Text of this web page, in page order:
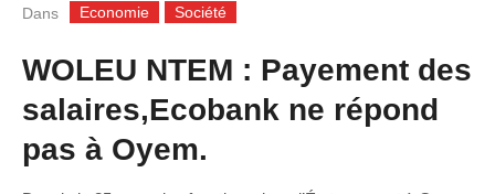
Dans
Economie Société
WOLEU NTEM : Payement des
salaires,Ecobank ne répond
pas à Oyem.